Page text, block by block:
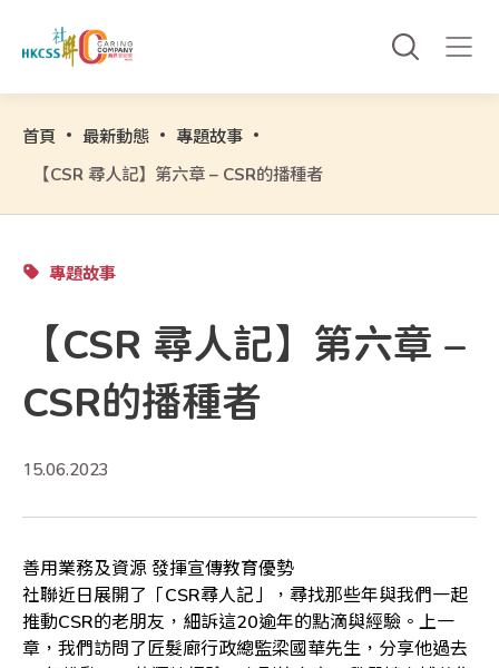
首頁 最新動態
專題故事
【CSR 尋人記】第六章 – CSR的播種者
專題故事
【CSR 尋人記】第六章 –
CSR的播種者
15.06.2023
善用業務及資源 發揮宣傳教育優勢
社聯近日展開了「CSR尋人記」，尋找那些年與我們一起
推動CSR的老朋友，細訴這20逾年的點滴與經驗。上一
章，我們訪問了匠髮廊行政總監梁國華先生，分享他過去